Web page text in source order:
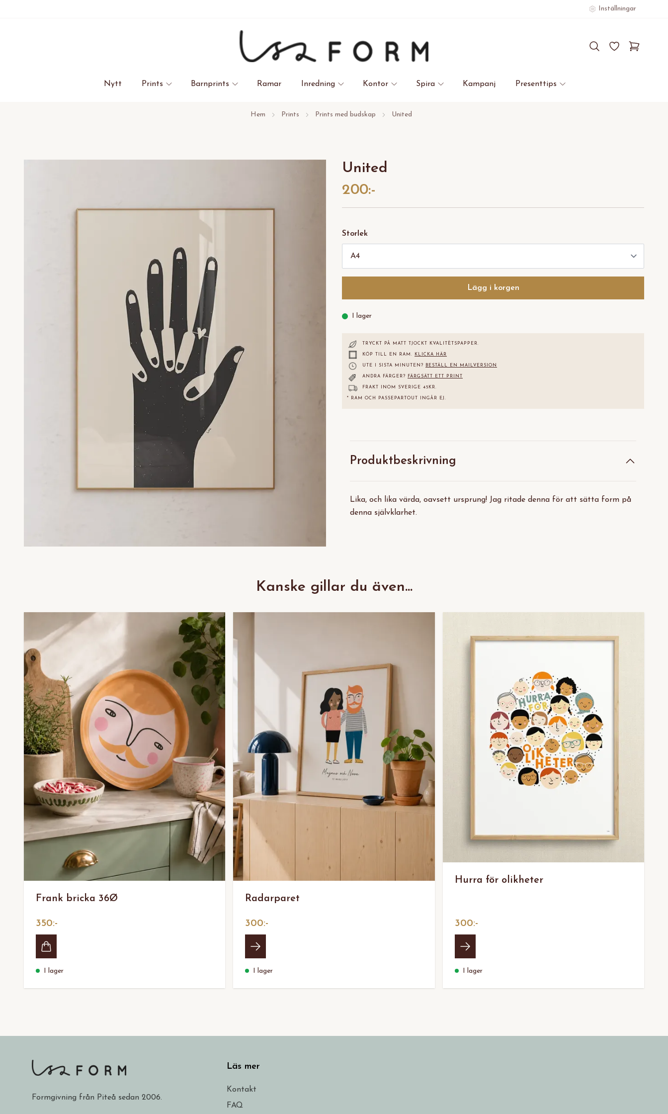
Inställningar
Nytt Prints Barnprints Ramar Inredning Kontor Spira Kampanj Presenttips
Hem Prints Prints med budskap United
United
200:-
Storlek
Lägg i korgen
I lager
TRYCKT PÅ MATT TJOCKT KVALITÈTS PAPPER.
KÖP TILL EN RAM. KLICKA HÄR
UTE I SISTA MINUTEN? BESTÄLL EN MAILVERSION
ANDRA FÄRGER? FÄRGSÄTT ETT PRINT
FRAKT INOM SVERIGE 45KR.
* RAM OCH PASSEPARTOUT INGÅR EJ.
Produktbeskrivning
Lika, och lika värda, oavsett ursprung! Jag ritade denna för att sätta form på
denna självklarhet.
Kanske gillar du även...
Frank bricka 36Ø
350:-
I lager
Radarparet
300:-
I lager
Hurra för olikheter
300:-
I lager
Formgivning från Piteå sedan 2006.
Läs mer
Kontakt
FAQ